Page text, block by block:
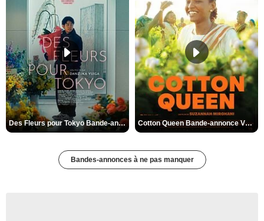
Des Fleurs pour Tokyo Bande-annonce VO STFR Cotton Queen Bande-annonce VO STFR
Bandes-annonces à ne pas manquer